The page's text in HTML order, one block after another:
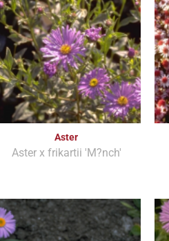
Aster
Aster x frikartii 'M?nch'